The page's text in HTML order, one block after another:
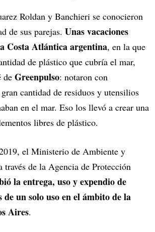
Roldan y Banchieri se conocieron
de sus parejas. Unas vacaciones
Costa Atlántica argentina, en la que
de plástico que cubría el mar,
de Greenpulso: notaron con
cantidad de residuos y utensilios
en el mar. Eso los llevó a crear una
libres de plástico.
el Ministerio de Ambiente y
través de la Agencia de Protección
la entrega, uso y expendio de
de un solo uso en el ámbito de la
Aires.